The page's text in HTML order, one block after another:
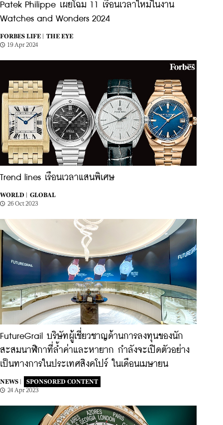
Patek Philippe เผยโฉม 11 เรือนเวลาใหม่ในงาน
Watches and Wonders 2024
FORBES LIFE |
THE EYE
19 Apr 2024
Trend lines เรือนเวลาแสนพิเศษ
WORLD |
GLOBAL
26 Oct 2023
FutureGrail บริษัทผู้เชี่ยวชาญด้านการลงทุนของนัก
สะสมนาฬิกาที่ล้ำค่าและหายาก กำลังจะเปิดตัวอย่าง
เป็นทางการในประเทศสิงคโปร์ ในเดือนเมษายน
NEWS |
SPONSORED CONTENT
24 Apr 2023